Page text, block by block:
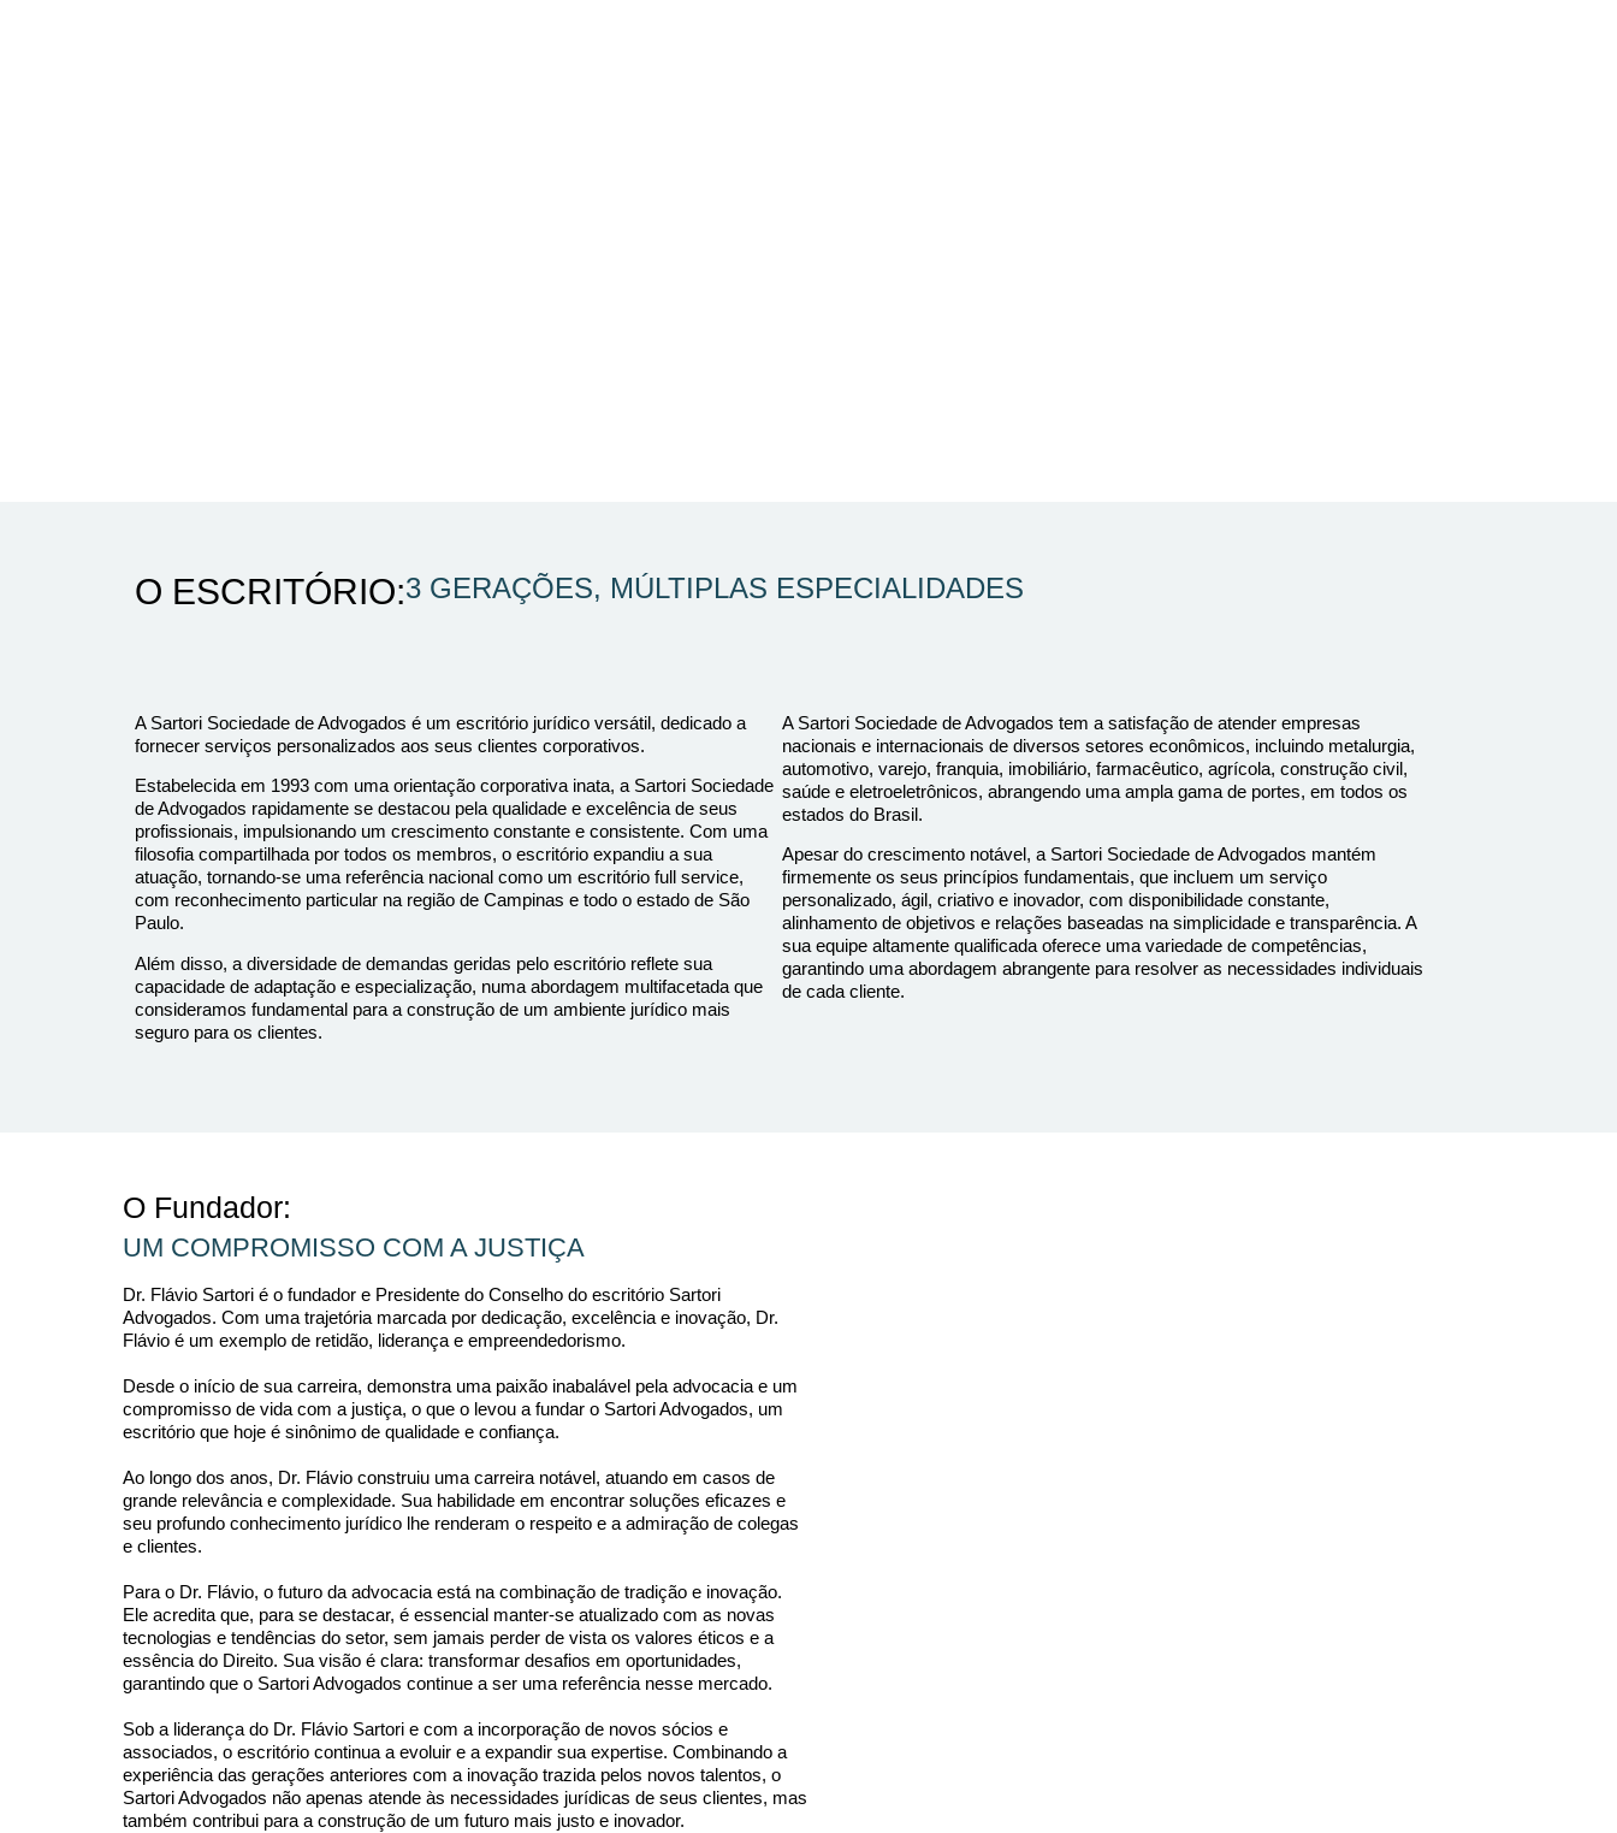
O ESCRITÓRIO:3 GERAÇÕES, MÚLTIPLAS ESPECIALIDADES
A Sartori Sociedade de Advogados é um escritório jurídico versátil, dedicado a
fornecer serviços personalizados aos seus clientes corporativos.
Estabelecida em 1993 com uma orientação corporativa inata, a Sartori Sociedade
de Advogados rapidamente se destacou pela qualidade e excelência de seus
profissionais, impulsionando um crescimento constante e consistente. Com uma
filosofia compartilhada por todos os membros, o escritório expandiu a sua
atuação, tornando-se uma referência nacional como um escritório full service,
com reconhecimento particular na região de Campinas e todo o estado de São
Paulo.
Além disso, a diversidade de demandas geridas pelo escritório reflete sua
capacidade de adaptação e especialização, numa abordagem multifacetada que
consideramos fundamental para a construção de um ambiente jurídico mais
seguro para os clientes.
A Sartori Sociedade de Advogados tem a satisfação de atender empresas
nacionais e internacionais de diversos setores econômicos, incluindo metalurgia,
automotivo, varejo, franquia, imobiliário, farmacêutico, agrícola, construção civil,
saúde e eletroeletrônicos, abrangendo uma ampla gama de portes, em todos os
estados do Brasil.
Apesar do crescimento notável, a Sartori Sociedade de Advogados mantém
firmemente os seus princípios fundamentais, que incluem um serviço
personalizado, ágil, criativo e inovador, com disponibilidade constante,
alinhamento de objetivos e relações baseadas na simplicidade e transparência. A
sua equipe altamente qualificada oferece uma variedade de competências,
garantindo uma abordagem abrangente para resolver as necessidades individuais
de cada cliente.
O Fundador:
UM COMPROMISSO COM A JUSTIÇA
Dr. Flávio Sartori é o fundador e Presidente do Conselho do escritório Sartori
Advogados. Com uma trajetória marcada por dedicação, excelência e inovação, Dr.
Flávio é um exemplo de retidão, liderança e empreendedorismo.
Desde o início de sua carreira, demonstra uma paixão inabalável pela advocacia e um
compromisso de vida com a justiça, o que o levou a fundar o Sartori Advogados, um
escritório que hoje é sinônimo de qualidade e confiança.
Ao longo dos anos, Dr. Flávio construiu uma carreira notável, atuando em casos de
grande relevância e complexidade. Sua habilidade em encontrar soluções eficazes e
seu profundo conhecimento jurídico lhe renderam o respeito e a admiração de colegas
e clientes.
Para o Dr. Flávio, o futuro da advocacia está na combinação de tradição e inovação.
Ele acredita que, para se destacar, é essencial manter-se atualizado com as novas
tecnologias e tendências do setor, sem jamais perder de vista os valores éticos e a
essência do Direito. Sua visão é clara: transformar desafios em oportunidades,
garantindo que o Sartori Advogados continue a ser uma referência nesse mercado.
Sob a liderança do Dr. Flávio Sartori e com a incorporação de novos sócios e
associados, o escritório continua a evoluir e a expandir sua expertise. Combinando a
experiência das gerações anteriores com a inovação trazida pelos novos talentos, o
Sartori Advogados não apenas atende às necessidades jurídicas de seus clientes, mas
também contribui para a construção de um futuro mais justo e inovador.